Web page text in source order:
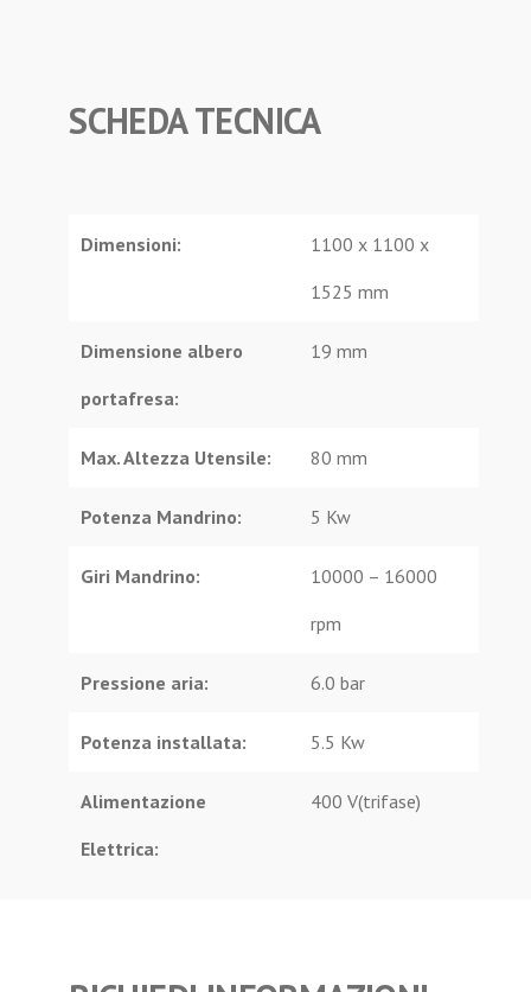
SCHEDA TECNICA
Dimensioni:
1100 x 1100 x
1525 mm
Dimensione albero
portafresa:
19 mm
Max. Altezza Utensile: 80 mm
Potenza Mandrino: 5 Kw
Giri Mandrino:
10000 – 16000
rpm
Pressione aria: 6.0 bar
Potenza installata: 5.5 Kw
Alimentazione
Elettrica:
400 V(trifase)